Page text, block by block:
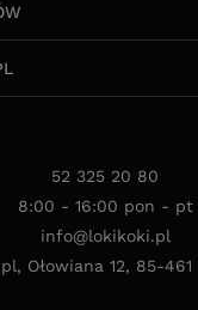
52 325 20 80
8:00 - 16:00 pon - pt
info@lokikoki.pl
, Ołowiana 12, 85-461